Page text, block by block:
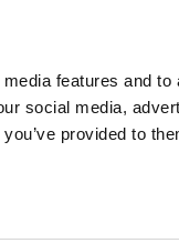
features and to
social media,
provided to